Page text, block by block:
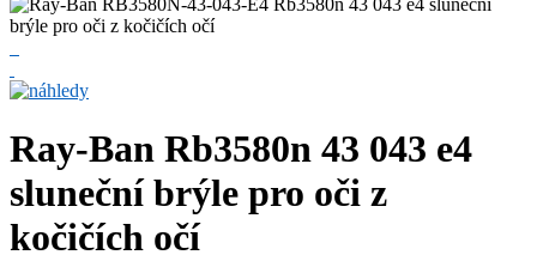
Ray-Ban Rb3580n 43 043 e4
sluneční brýle pro oči z
kočičích očí